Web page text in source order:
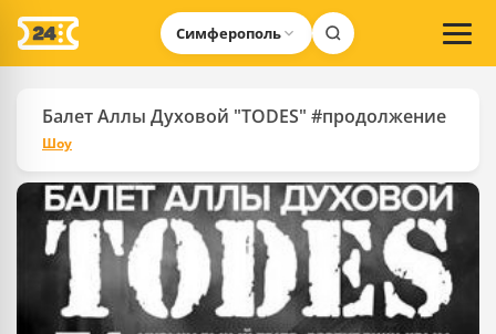
Симферополь
Балет Аллы Духовой "TODES" #продолжение
Шоу